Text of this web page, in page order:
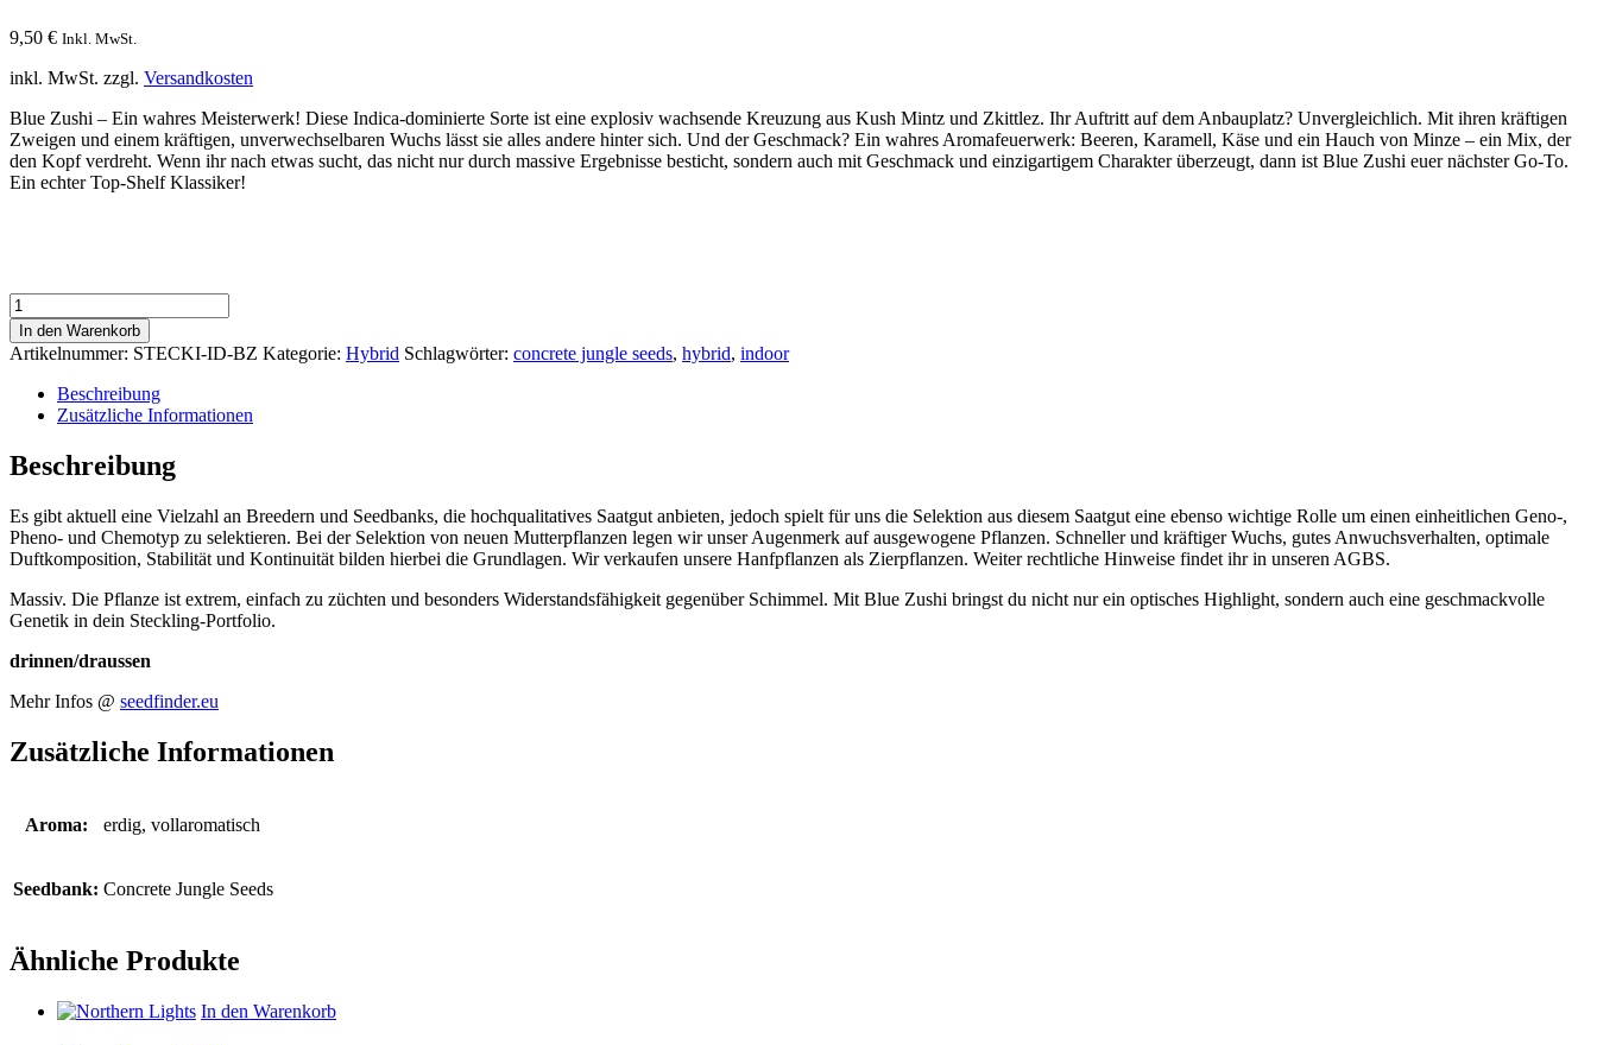
9,50 € Inkl. MwSt.
inkl. MwSt. zzgl. Versandkosten
Blue Zushi – Ein wahres Meisterwerk! Diese Indica-dominierte Sorte ist eine explosiv wachsende Kreuzung aus Kush Mintz und Zkittlez. Ihr Auftritt auf dem Anbauplatz? Unvergleichlich. Mit ihren kräftigen
Zweigen und einem kräftigen, unverwechselbaren Wuchs lässt sie alles andere hinter sich. Und der Geschmack? Ein wahres Aromafeuerwerk: Beeren, Karamell, Käse und ein Hauch von Minze – ein Mix, der
den Kopf verdreht. Wenn ihr nach etwas sucht, das nicht nur durch massive Ergebnisse besticht, sondern auch mit Geschmack und einzigartigem Charakter überzeugt, dann ist Blue Zushi euer nächster Go-To.
Ein echter Top-Shelf Klassiker!
Blue
Zushi
Menge
In den Warenkorb
Artikelnummer: STECKI-ID-BZ Kategorie: Hybrid Schlagwörter: concrete jungle seeds, hybrid, indoor
Beschreibung
Zusätzliche Informationen
Beschreibung
Es gibt aktuell eine Vielzahl an Breedern und Seedbanks, die hochqualitatives Saatgut anbieten, jedoch spielt für uns die Selektion aus diesem Saatgut eine ebenso wichtige Rolle um einen einheitlichen Geno-,
Pheno- und Chemotyp zu selektieren. Bei der Selektion von neuen Mutterpflanzen legen wir unser Augenmerk auf ausgewogene Pflanzen. Schneller und kräftiger Wuchs, gutes Anwuchsverhalten, optimale
Duftkomposition, Stabilität und Kontinuität bilden hierbei die Grundlagen. Wir verkaufen unsere Hanfpflanzen als Zierpflanzen. Weiter rechtliche Hinweise findet ihr in unseren AGBS.
Massiv. Die Pflanze ist extrem, einfach zu züchten und besonders Widerstandsfähigkeit gegenüber Schimmel. Mit Blue Zushi bringst du nicht nur ein optisches Highlight, sondern auch eine geschmackvolle
Genetik in dein Steckling-Portfolio.
drinnen/draussen
Mehr Infos @ seedfinder.eu
Zusätzliche Informationen
Aroma: erdig, vollaromatisch
Seedbank: Concrete Jungle Seeds
Ähnliche Produkte
In den Warenkorb